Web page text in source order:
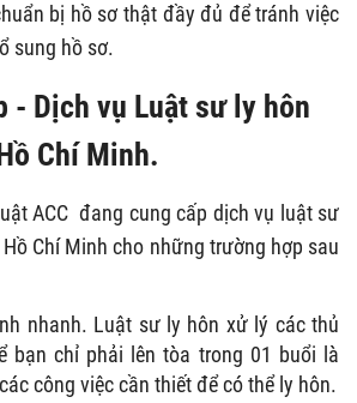
bị hồ sơ thật đầy đủ để tránh việc
sung hồ sơ.
- Dịch vụ Luật sư ly hôn
Chí Minh.
ACC đang cung cấp dịch vụ luật sư
Chí Minh cho những trường hợp sau
nhanh. Luật sư ly hôn xử lý các thủ
bạn chỉ phải lên tòa trong 01 buổi là
công việc cần thiết để có thể ly hôn.